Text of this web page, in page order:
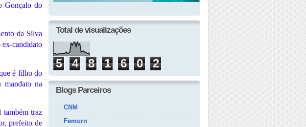
Gonçalo do
da Silva
ex-candidato
é filho do
na
traz
prefeito de
Total de visualizações
5 4 8 1 6 0 2
Blogs Parceiros
CNM
Femurn